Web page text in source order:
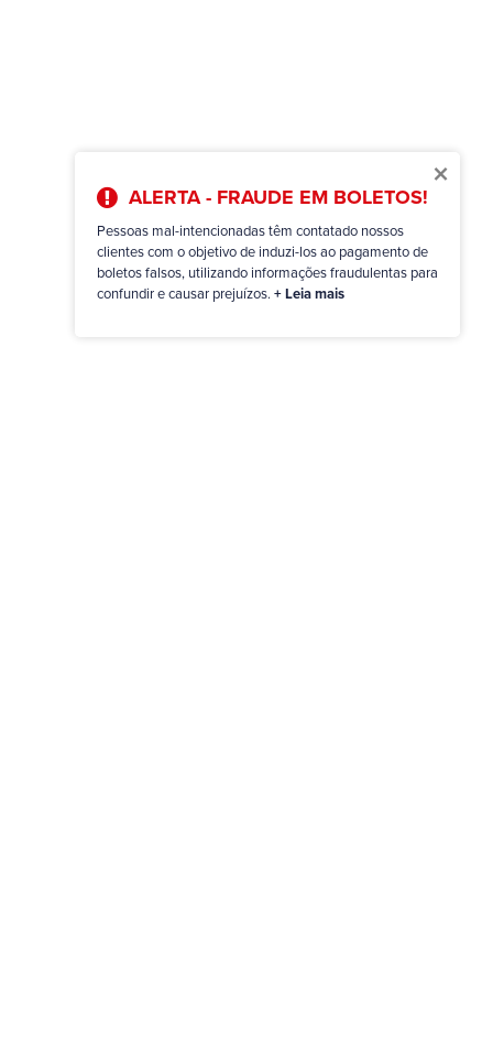
×
ALERTA - FRAUDE EM BOLETOS!
Pessoas mal-intencionadas têm contatado nossos
clientes com o objetivo de induzi-los ao pagamento de
boletos falsos, utilizando informações fraudulentas para
confundir e causar prejuízos. + Leia mais